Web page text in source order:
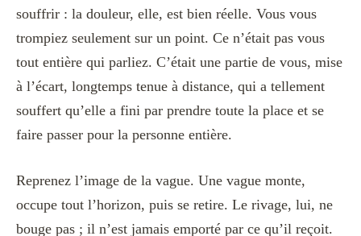
souffrir : la douleur, elle, est bien réelle. Vous vous
trompiez seulement sur un point. Ce n’était pas vous
tout entière qui parliez. C’était une partie de vous, mise
à l’écart, longtemps tenue à distance, qui a tellement
souffert qu’elle a fini par prendre toute la place et se
faire passer pour la personne entière.
Reprenez l’image de la vague. Une vague monte,
occupe tout l’horizon, puis se retire. Le rivage, lui, ne
bouge pas ; il n’est jamais emporté par ce qu’il reçoit.